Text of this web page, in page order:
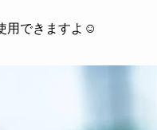
用できますよ☺️